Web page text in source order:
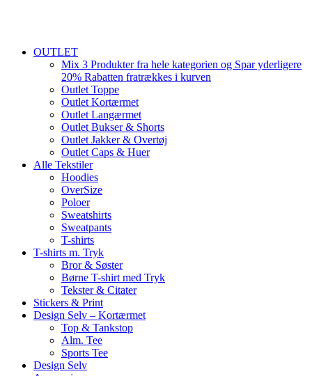
OUTLET
Mix 3 Produkter fra hele kategorien og Spar yderligere
20% Rabatten fratrækkes i kurven
Outlet Toppe
Outlet Kortærmet
Outlet Langærmet
Outlet Bukser & Shorts
Outlet Jakker & Overtøj
Outlet Caps & Huer
Alle Tekstiler
Hoodies
OverSize
Poloer
Sweatshirts
Sweatpants
T-shirts
T-shirts m. Tryk
Bror & Søster
Børne T-shirt med Tryk
Tekster & Citater
Stickers & Print
Design Selv – Kortærmet
Top & Tankstop
Alm. Tee
Sports Tee
Design Selv